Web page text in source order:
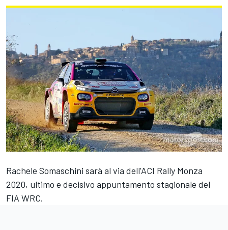
Rachele Somaschini sarà al via dell’ACI Rally Monza
2020, ultimo e decisivo appuntamento stagionale del
FIA WRC.